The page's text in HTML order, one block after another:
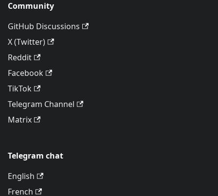
Community
GitHub Discussions
X (Twitter)
Reddit
Facebook
TikTok
Telegram Channel
Matrix
Telegram chat
English
French